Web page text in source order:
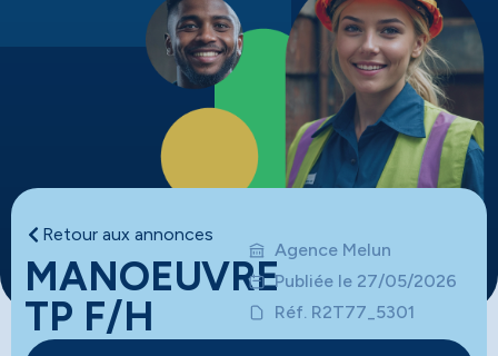
Retour aux annonces
MANOEUVRE
TP F/H
Agence Melun
Publiée le 27/05/2026
Réf. R2T77_5301